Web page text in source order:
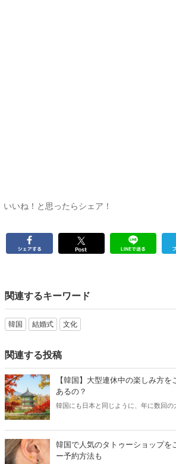
いいね！と思ったらシェア！
関連するキーワード
韓国 結婚式 文化
関連する投稿
【韓国】大型連休中の楽しみ方
あるの？
韓国にも日本と同じように、年に数回
回は韓国の大型連休の楽しみ方と共に
す。
韓国で人気のタトゥーショップを
ー予約方法も